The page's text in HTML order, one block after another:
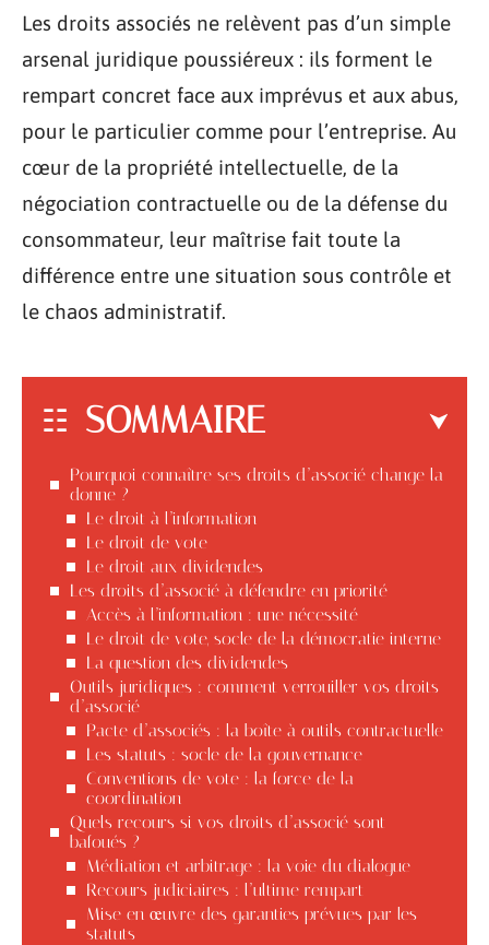
Les droits associés ne relèvent pas d’un simple
arsenal juridique poussiéreux : ils forment le
rempart concret face aux imprévus et aux abus,
pour le particulier comme pour l’entreprise. Au
cœur de la propriété intellectuelle, de la
négociation contractuelle ou de la défense du
consommateur, leur maîtrise fait toute la
différence entre une situation sous contrôle et
le chaos administratif.
SOMMAIRE
Pourquoi connaître ses droits d’associé change la
donne ?
Le droit à l’information
Le droit de vote
Le droit aux dividendes
Les droits d’associé à défendre en priorité
Accès à l’information : une nécessité
Le droit de vote, socle de la démocratie interne
La question des dividendes
Outils juridiques : comment verrouiller vos droits
d’associé
Pacte d’associés : la boîte à outils contractuelle
Les statuts : socle de la gouvernance
Conventions de vote : la force de la
coordination
Quels recours si vos droits d’associé sont
bafoués ?
Médiation et arbitrage : la voie du dialogue
Recours judiciaires : l’ultime rempart
Mise en œuvre des garanties prévues par les
statuts